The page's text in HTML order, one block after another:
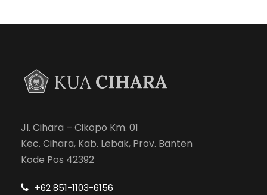
Jl. Cihara – Cikopo Km. 01
Kec. Cihara, Kab. Lebak, Prov. Banten
Kode Pos 42392
+62 851-1103-6156